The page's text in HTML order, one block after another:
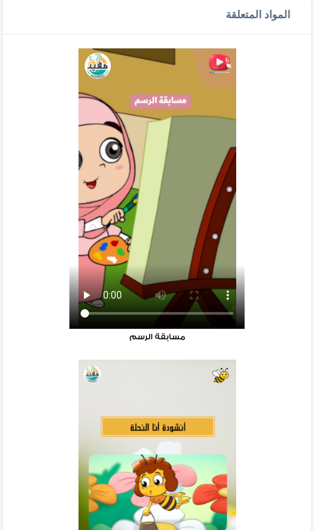
المواد المتعلقة
مسابقة الرسم